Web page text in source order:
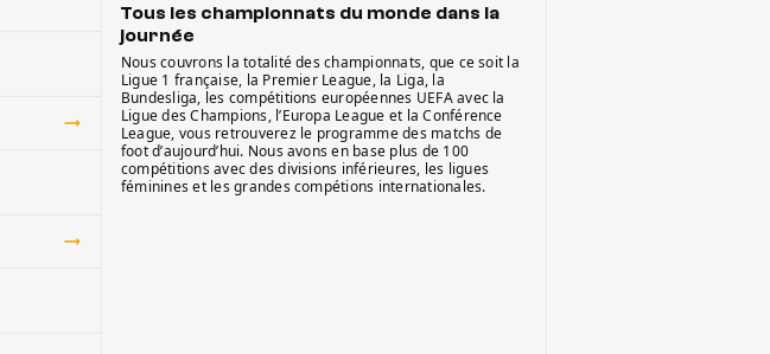
Tous les championnats du monde dans la
journée
Nous couvrons la totalité des championnats, que ce soit la
Ligue 1 française, la Premier League, la Liga, la
Bundesliga, les compétitions européennes UEFA avec la
Ligue des Champions, l’Europa League et la Conférence
League, vous retrouverez le programme des matchs de
foot d’aujourd’hui. Nous avons en base plus de 100
compétitions avec des divisions inférieures, les ligues
féminines et les grandes compétions internationales.